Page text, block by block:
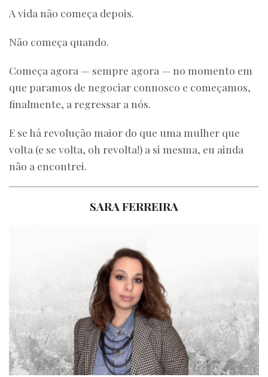
A vida não começa depois.
Não começa quando.
Começa agora — sempre agora — no momento em
que paramos de negociar connosco e começamos,
finalmente, a regressar a nós.
E se há revolução maior do que uma mulher que
volta (e se volta, oh revolta!) a si mesma, eu ainda
não a encontrei.
SARA FERREIRA